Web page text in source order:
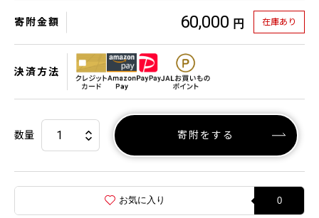
寄附金額 60,000 円 在庫あり
決済方法
数量 寄附をする
お気に入り 0